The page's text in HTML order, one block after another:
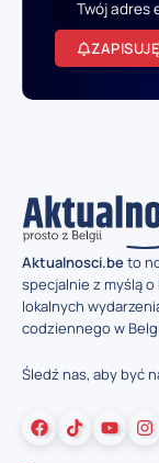
Aktualnosci.beto
specjalnie z myślą
lokalnych
codziennego w
Śledź nas, aby być